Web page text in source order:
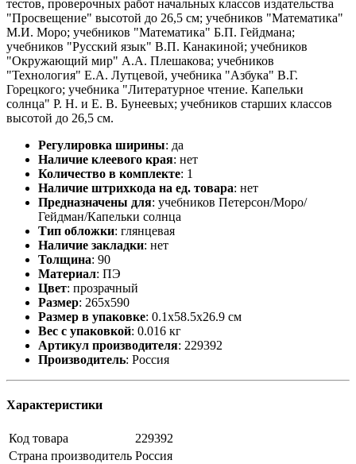
тестов, проверочных работ начальных классов издательства
"Просвещение" высотой до 26,5 см; учебников "Математика"
М.И. Моро; учебников "Математика" Б.П. Гейдмана;
учебников "Русский язык" В.П. Канакиной; учебников
"Окружающий мир" А.А. Плешакова; учебников
"Технология" Е.А. Лутцевой, учебника "Азбука" В.Г.
Горецкого; учебника "Литературное чтение. Капельки
солнца" Р. Н. и Е. В. Бунеевых; учебников старших классов
высотой до 26,5 см.
Регулировка ширины: да
Наличие клеевого края: нет
Количество в комплекте: 1
Наличие штрихкода на ед. товара: нет
Предназначены для: учебников Петерсон/Моро/
Гейдман/Капельки солнца
Тип обложки: глянцевая
Наличие закладки: нет
Толщина: 90
Материал: ПЭ
Цвет: прозрачный
Размер: 265х590
Размер в упаковке: 0.1x58.5x26.9 см
Вес с упаковкой: 0.016 кг
Артикул производителя: 229392
Производитель: Россия
Характеристики
Код товара
229392
Страна производитель Россия